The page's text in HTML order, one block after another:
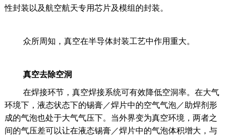
性封装以及航空航天专用芯片及模组的封装。
众所周知，真空在半导体封装工艺中作用重大。
真空去除空洞
在焊接环节，真空焊接系统可有效降低空洞率。在大气
环境下，液态状态下的锡膏／焊片中的空气气泡／助焊剂形
成的气泡也处于大气气压下。当外界变为真空环境，两者之
间的气压差可以让在液态锡膏／焊片中的气泡体积增大，与